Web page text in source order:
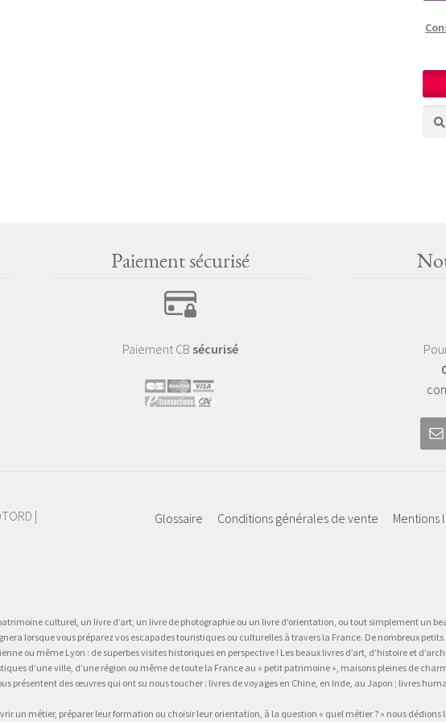
Paiement sécurisé
Paiement CB sécurisé
Glossaire Conditions générales de vente Mentions
|
culturel, un livre d’art, un livre de photographie ou un livre d’orientation, ou tout simplement un
lorsque vous préparez vos escapades touristiques ou culturelles à travers la France. De nombreux
ou même Lyon : de superbes visites historiques en perspective ! Les beaux livres d’art, d’histoire et
d’une ville, d’une région ou même de toute la France au « petit patrimoine », maisons pleines de
présentent des œuvres qui ont su nous toucher : livres de voyages en Chine, en Inde, au Japon ; livres
un métier, préparer leur formation ou choisir leur orientation, à la question « quel métier ? » nous